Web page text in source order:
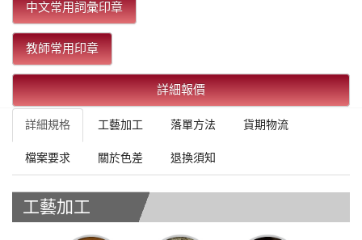
中文常用詞彙印章
教師常用印章
詳細報價
詳細規格 工藝加工 落單方法 貨期物流
檔案要求 關於色差 退換須知
工藝加工